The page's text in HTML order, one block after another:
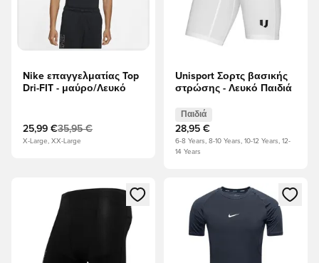
Nike επαγγελματίας Top
Dri-FIT - μαύρο/Λευκό
25,99 €35,95 €
X-Large, XX-Large
Unisport Σορτς βασικής
στρώσης - Λευκό Παιδιά
Παιδιά
28,95 €
6-8 Years, 8-10 Years, 10-12 Years, 12-
14 Years
Ανοίγει ένα Modal για να συνδεθείτε ή να εγγραφείτε ως
Ανοίγει ένα Modal για να